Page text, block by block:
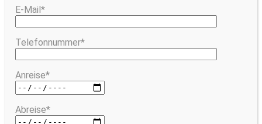
E-Mail*
Telefonnummer*
Anreise*
Abreise*